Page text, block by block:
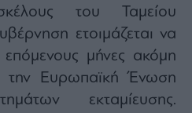
του Ταμείου
ετοιμάζεται να
μήνες ακόμη
Ευρωπαϊκή Ένωση
εκταμίευσης.